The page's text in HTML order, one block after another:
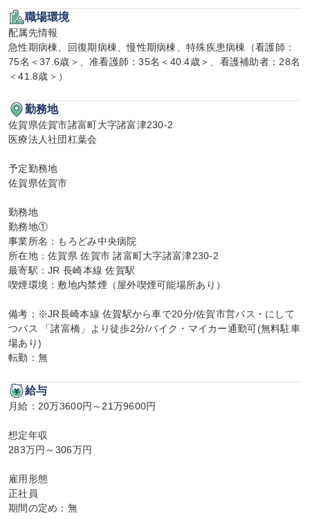
職場環境
配属先情報
急性期病棟、回復期病棟、慢性期病棟、特殊疾患病棟（看護師：
75名＜37.6歳＞、准看護師：35名＜40.4歳＞、看護補助者：28名
＜41.8歳＞）
勤務地
佐賀県佐賀市諸富町大字諸富津230-2
医療法人社団杠葉会
予定勤務地
佐賀県佐賀市
勤務地
勤務地①
事業所名：もろどみ中央病院
所在地：佐賀県 佐賀市 諸富町大字諸富津230-2
最寄駅：JR 長崎本線 佐賀駅
喫煙環境：敷地内禁煙（屋外喫煙可能場所あり）
備考：※JR長崎本線 佐賀駅から車で20分/佐賀市営バス・にして
つバス 「諸富橋」より徒歩2分/バイク・マイカー通勤可(無料駐車
場あり)
転勤：無
給与
月給：20万3600円～21万9600円
想定年収
283万円～306万円
雇用形態
正社員
期間の定め：無